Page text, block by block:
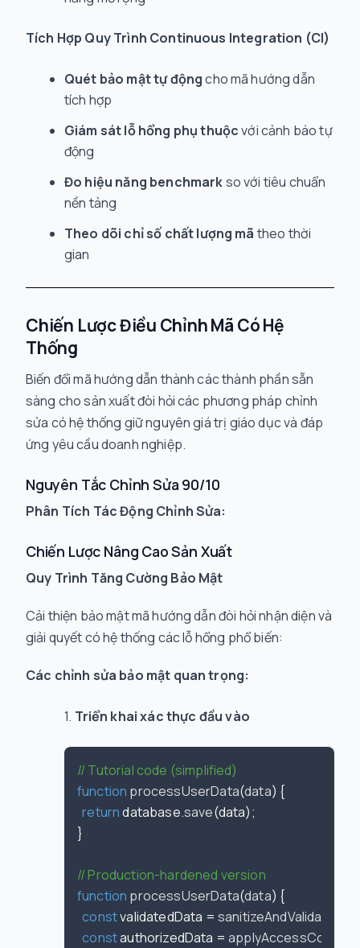
Tích Hợp Quy Trình Continuous Integration (CI)
Quét bảo mật tự độngcho mã hướng dẫn
tích hợp
Giám sát lỗ hổng phụ thuộcvới cảnh báo tự
động
Đo hiệu năng benchmarkso với tiêu chuẩn
nền tảng
Theo dõi chỉ số chất lượng mã theo thời
gian
Chiến Lược Điều Chỉnh Mã Có Hệ
Thống
Biến đổi mã hướng dẫn thành các thành phần sẵn
sàng cho sản xuất đòi hỏi các phương pháp chỉnh
sửa có hệ thống giữ nguyên giá trị giáo dục và đáp
ứng yêu cầu doanh nghiệp.
Nguyên Tắc Chỉnh Sửa 90/10
Phân Tích Tác Động Chỉnh Sửa:
Chiến Lược Nâng Cao Sản Xuất
Quy Trình Tăng Cường Bảo Mật
Cải thiện bảo mật mã hướng dẫn đòi hỏi nhận diện và
giải quyết có hệ thống các lỗ hổng phổ biến:
Các chỉnh sửa bảo mật quan trọng:
Triển khai xác thực đầu vào
// Tutorial code (simplified)
function processUserData(data) {
return database.save(data);
}
// Production-hardened version
function processUserData(data) {
const validatedData = sanitizeAndValidate
const authorizedData = applyAccessControls